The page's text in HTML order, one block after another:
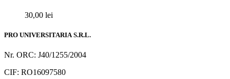
30,00 lei
PRO UNIVERSITARIA S.R.L.
Nr. ORC: J40/1255/2004
CIF: RO16097580